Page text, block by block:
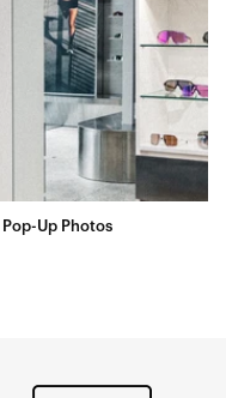
Up Photos